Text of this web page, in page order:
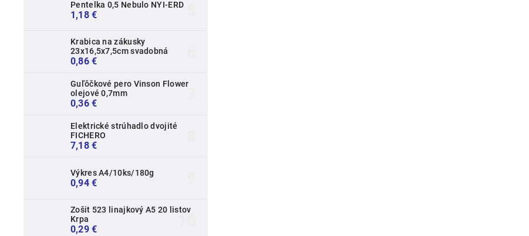
Pentelka 0,5 Nebulo NYI-ERD
1,18 €
Krabica na zákusky
23x16,5x7,5cm svadobná
0,86 €
Guľôčkové pero Vinson Flower
olejové 0,7mm
0,36 €
Elektrické strúhadlo dvojité
FICHERO
7,18 €
Výkres A4/10ks/180g
0,94 €
Zošit 523 linajkový A5 20 listov
Krpa
0,29 €